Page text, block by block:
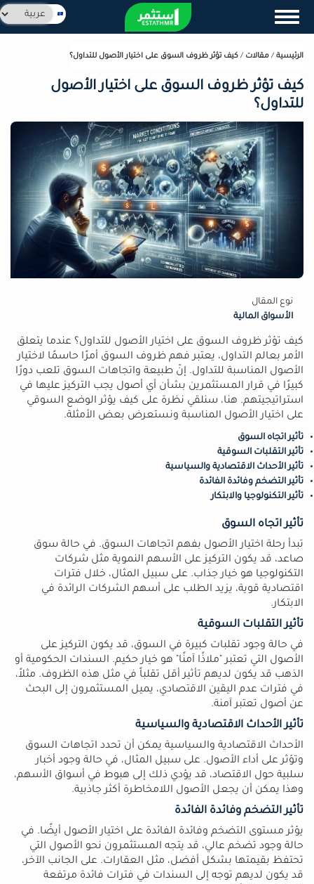
المحتوى
الرئيسي
Toggle navigation
Select
your
الرئيسية / مقالات / كيف تؤثر ظروف السوق على اختيار الأصول للتداول؟
كيف تؤثر ظروف السوق على اختيار الأصول
للتداول؟
نوع المقال
الأسواق المالية
كيف تؤثر ظروف السوق على اختيار الأصول للتداول؟ عندما يتعلق
الأمر بعالم التداول، يعتبر فهم ظروف السوق أمرًا حاسمًا لاختيار
الأصول المناسبة للتداول. إنّ طبيعة واتجاهات السوق تلعب دورًا
كبيرًا في قرار المستثمرين بشأن أي أصول يجب التركيز عليها في
استراتيجيتهم. هنا، سنلقي نظرة على كيف يؤثر الوضع السوقي
على اختيار الأصول المناسبة ونستعرض بعض الأمثلة.
تأثير اتجاه السوق
تأثير التقلبات السوقية
تأثير الأحداث الاقتصادية والسياسية
تأثير التضخم وفائدة الفائدة
تأثير التكنولوجيا والابتكار
تأثير اتجاه السوق
تبدأ رحلة اختيار الأصول بفهم اتجاهات السوق. في حالة سوق
صاعد، قد يكون التركيز على الأسهم النموية مثل شركات
التكنولوجيا هو خيار جذاب. على سبيل المثال، خلال فترات
اقتصادية قوية، يزيد الطلب على أسهم الشركات الرائدة في
الابتكار.
تأثير التقلبات السوقية
في حالة وجود تقلبات كبيرة في السوق، قد يكون التركيز على
الأصول التي تعتبر "ملاذًا آمنًا" هو خيار حكيم. السندات الحكومية أو
الذهب قد يكون لديهم تأثير أقل تقلباً في مثل هذه الظروف. مثلاً،
في فترات عدم اليقين الاقتصادي، يميل المستثمرون إلى البحث
عن أصول تعتبر آمنة.
تأثير الأحداث الاقتصادية والسياسية
الأحداث الاقتصادية والسياسية يمكن أن تحدد اتجاهات السوق
وتؤثر على أداء الأصول. على سبيل المثال، في حالة وجود أخبار
سلبية حول الاقتصاد، قد يؤدي ذلك إلى هبوط في أسواق الأسهم،
وهذا يمكن أن يجعل الأصول اللامخاطرة أكثر جاذبية.
تأثير التضخم وفائدة الفائدة
يؤثر مستوى التضخم وفائدة الفائدة على اختيار الأصول أيضًا. في
حالة وجود تضخم عالي، قد يتجه المستثمرون نحو الأصول التي
تحتفظ بقيمتها بشكل أفضل، مثل العقارات. على الجانب الآخر،
قد يكون لديهم توجه إلى السندات في فترات فائدة مرتفعة